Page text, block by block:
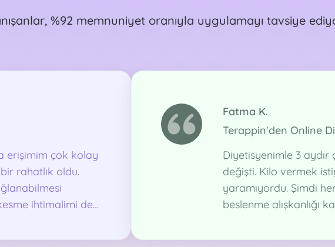
%92 memnuniyet oranıyla uygulamayı tavsiye
erişimim çok kolay
rahatlık oldu.
ihtimalimi de
zaman zaman
Fatma K.
Terappin'den Online
Diyetisyenimle 3 aydır
değişti. Kilo vermek
yaramıyordu. Şimdi
beslenme alışkanlığı